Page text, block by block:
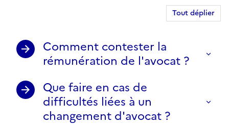
Tout déplier
Comment contester la
rémunération de l'avocat ?
Que faire en cas de
difficultés liées à un
changement d'avocat ?